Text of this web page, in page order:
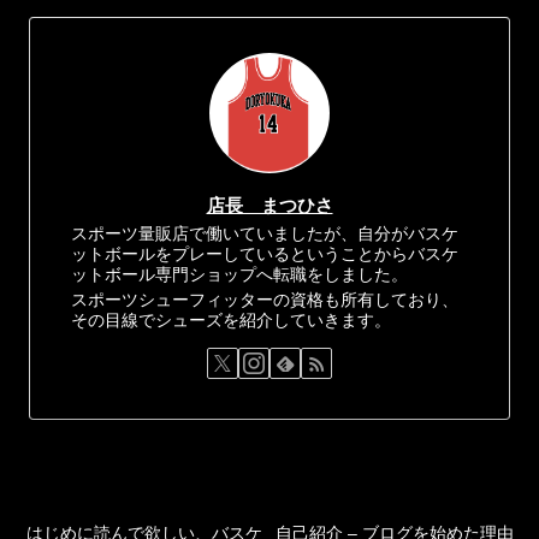
店長 まつひさ
スポーツ量販店で働いていましたが、自分がバスケ
ットボールをプレーしているということからバスケ
ットボール専門ショップへ転職をしました。
スポーツシューフィッターの資格も所有しており、
その目線でシューズを紹介していきます。
はじめに読んで欲しい、バスケ 自己紹介 – ブログを始めた理由